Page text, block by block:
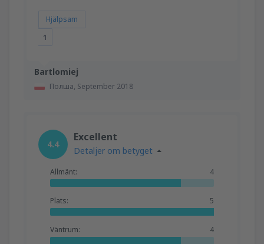
Bartlomiej
Полша, September 2018
Hjälpsam
1
4.4
Excellent
Detaljer om betyget
Allmänt: 4
Plats: 5
Väntrum: 4